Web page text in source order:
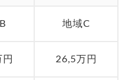
地域C
26,5万円